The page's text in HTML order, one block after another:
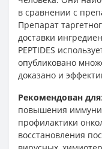
в сравнении с
Препарат
доставки
PEPTIDES
опубликовано
доказано и
Рекомендован для
повышения
профилактики
восстановления